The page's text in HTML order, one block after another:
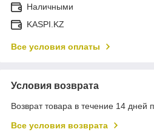
Наличными
KASPI.KZ
Все условия оплаты
Условия возврата
Возврат товара в течение 14 дней
Все условия возврата